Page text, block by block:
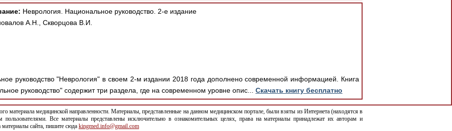
Неврология. Национальное руководство. 2-е издание
А.Н., Скворцова В.И.
руководство "Неврология" в своем 2-м издании 2018 года дополнено современной информацией. Книга
руководство" содержит три раздела, где на современном уровне опис... Скачать книгу бесплатно
материала медицинской направленности. Материалы, представленные на данном медицинском портале, были взяты из Интернета (находятся в
Все материалы представлены исключительно в ознакомительных целях, права на материалы принадлежат их авторам и
сайта, пишите сюда kingmed.info@gmail.com